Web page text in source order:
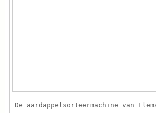
De aardappelsorteermachine van